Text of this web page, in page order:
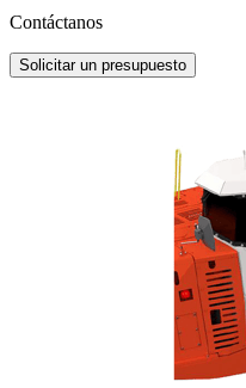
Contáctanos
Solicitar un presupuesto